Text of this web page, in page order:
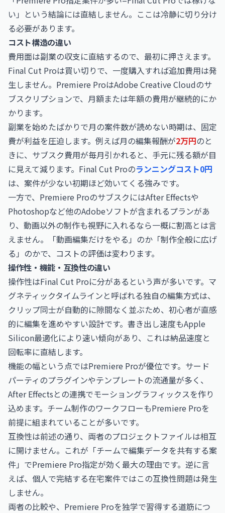
い」という結論には直結しません。ここは冷静に切り分け
る必要があります。
コスト構造の違い
費用面は副業の収支に直結するので、最初に押さえます。
Final Cut Proは買い切りで、一度購入すれば追加費用は発
生しません。Premiere ProはAdobe Creative Cloudのサ
ブスクリプションで、月額または年額の費用が継続的にか
かります。
副業を始めたばかりで月の案件数が読めない時期は、固定
費が利益を圧迫します。例えば月の編集報酬が2万円のと
きに、サブスク費用が毎月引かれると、手元に残る額が目
に見えて減ります。Final Cut Proのランニングコスト0円
は、案件が少ない初期ほど効いてくる強みです。
一方で、Premiere ProのサブスクにはAfter Effectsや
Photoshopなど他のAdobeソフトが含まれるプランがあ
り、動画以外の制作も視野に入れるなら一概に割高とは言
えません。「動画編集だけをやる」のか「制作全般に広げ
る」のかで、コストの評価は変わります。
操作性・機能・互換性の違い
操作性はFinal Cut Proに分があるという声が多いです。マ
グネティックタイムラインと呼ばれる独自の編集方式は、
クリップ同士が自動的に隙間なく並ぶため、初心者が直感
的に編集を進めやすい設計です。書き出し速度もApple
Silicon最適化により速い傾向があり、これは納品速度と
回転率に直結します。
機能の幅という点ではPremiere Proが優位です。サード
パーティのプラグインやテンプレートの流通量が多く、
After Effectsとの連携でモーショングラフィックスを作り
込めます。チーム制作のワークフローもPremiere Proを
前提に組まれていることが多いです。
互換性は前述の通り、両者のプロジェクトファイルは相互
に開けません。これが「チームで編集データを共有する案
件」でPremiere Pro指定が効く最大の理由です。逆に言
えば、個人で完結する在宅案件ではこの互換性問題は発生
しません。
両者の比較や、Premiere Proを独学で習得する道筋につ